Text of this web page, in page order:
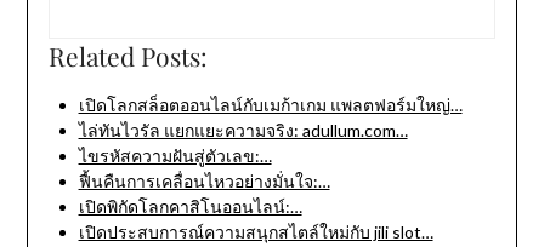
Related Posts:
เปิดโลกสล็อตออนไลน์กับเมก้าเกม แพลตฟอร์มใหญ่…
ไล่ทันไวรัล แยกแยะความจริง: adullum.com…
ไขรหัสความฝันสู่ตัวเลข:…
ฟื้นคืนการเคลื่อนไหวอย่างมั่นใจ:…
เปิดพิกัดโลกคาสิโนออนไลน์:…
เปิดประสบการณ์ความสนุกสไตล์ใหม่กับ jili slot…